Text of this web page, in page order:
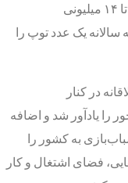
تلاشمان بر این است تا با توجه به جمعیت ۱۳ تا ۱۴ میلیونی
سالانه یک عدد توپ را
در کنار
را یادآور شد و اضافه
به کشور را
فضای اشتغال و کار